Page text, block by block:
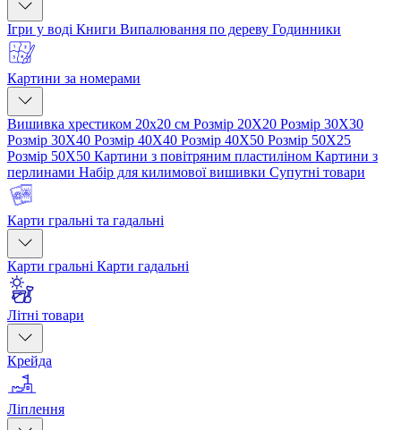
Ігри у воді Книги Випалювання по дереву Годинники
Картини за номерами
Вишивка хрестиком 20х20 см Розмір 20Х20 Розмір 30Х30
Розмір 30Х40 Розмір 40Х40 Розмір 40Х50 Розмір 50Х25
Розмір 50Х50 Картини з повітряним пластиліном Картини з
перлинами Набір для килимової вишивки Супутні товари
Карти гральні та гадальні
Карти гральні Карти гадальні
Літні товари
Крейда
Ліплення